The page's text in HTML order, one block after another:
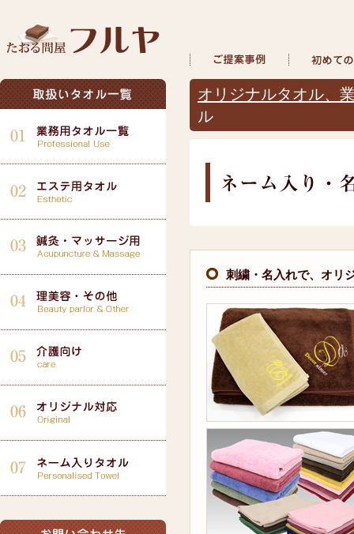
オリジナルタオル、
ル
刺繍・名入れで、オリ